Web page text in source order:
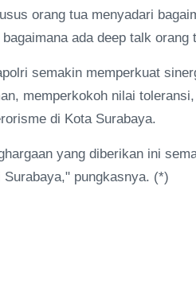
orang tua menyadari
ada deep talk orang
semakin memperkuat
memperkokoh nilai
di Kota Surabaya.
yang diberikan ini
Surabaya," pungkasnya. (*)